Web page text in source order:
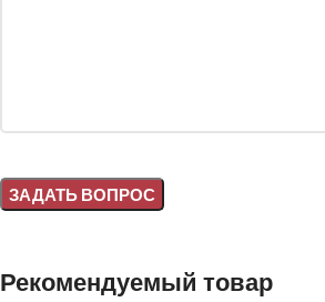
Рекомендуемый товар